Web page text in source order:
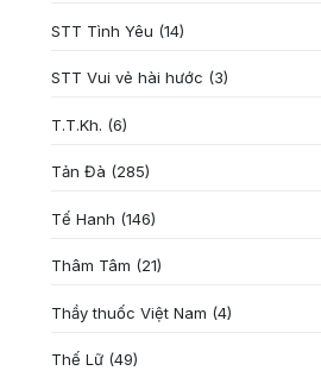
STT Tình Yêu (14)
STT Vui vẻ hài hước (3)
T.T.Kh. (6)
Tản Đà (285)
Tế Hanh (146)
Thâm Tâm (21)
Thầy thuốc Việt Nam (4)
Thế Lữ (49)